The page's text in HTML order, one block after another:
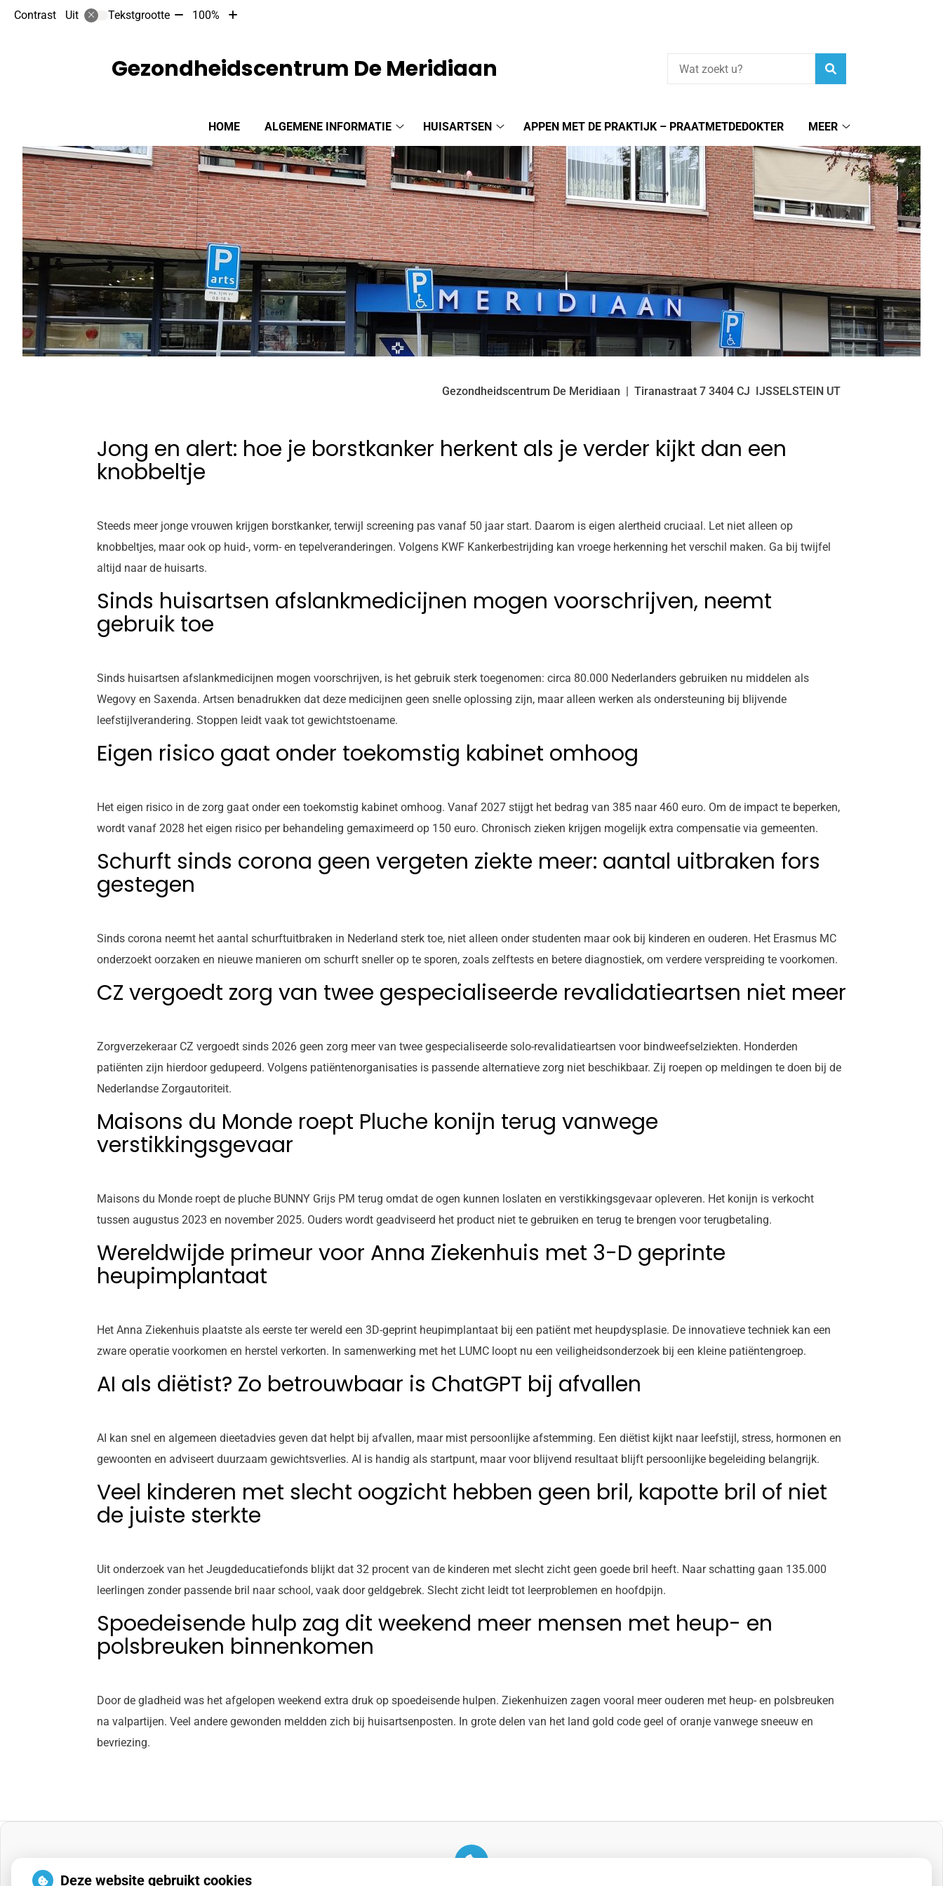
Contrast Uit Tekstgrootte Tekst
10%
100%
Tekst
10%
HOME
ALGEMENE INFORMATIE
informatie
submenu
HUISARTSEN
submenu
APPEN MET DE PRAKTIJK – PRAATMETDEDOKTER
MEER
submenu
Gezondheidscentrum De Meridiaan
Gezondheidscentrum De Meridiaan Tiranastraat 7 3404 CJ IJSSELSTEIN UT
Jong en alert: hoe je borstkanker herkent als je verder kijkt dan een
knobbeltje
Steeds meer jonge vrouwen krijgen borstkanker, terwijl screening pas vanaf 50 jaar start. Daarom is eigen alertheid cruciaal. Let niet alleen op
knobbeltjes, maar ook op huid-, vorm- en tepelveranderingen. Volgens KWF Kankerbestrijding kan vroege herkenning het verschil maken. Ga bij twijfel
altijd naar de huisarts.
Sinds huisartsen afslankmedicijnen mogen voorschrijven, neemt
gebruik toe
Sinds huisartsen afslankmedicijnen mogen voorschrijven, is het gebruik sterk toegenomen: circa 80.000 Nederlanders gebruiken nu middelen als
Wegovy en Saxenda. Artsen benadrukken dat deze medicijnen geen snelle oplossing zijn, maar alleen werken als ondersteuning bij blijvende
leefstijlverandering. Stoppen leidt vaak tot gewichtstoename.
Eigen risico gaat onder toekomstig kabinet omhoog
Het eigen risico in de zorg gaat onder een toekomstig kabinet omhoog. Vanaf 2027 stijgt het bedrag van 385 naar 460 euro. Om de impact te beperken,
wordt vanaf 2028 het eigen risico per behandeling gemaximeerd op 150 euro. Chronisch zieken krijgen mogelijk extra compensatie via gemeenten.
Schurft sinds corona geen vergeten ziekte meer: aantal uitbraken fors
gestegen
Sinds corona neemt het aantal schurftuitbraken in Nederland sterk toe, niet alleen onder studenten maar ook bij kinderen en ouderen. Het Erasmus MC
onderzoekt oorzaken en nieuwe manieren om schurft sneller op te sporen, zoals zelftests en betere diagnostiek, om verdere verspreiding te voorkomen.
CZ vergoedt zorg van twee gespecialiseerde revalidatieartsen niet meer
Zorgverzekeraar CZ vergoedt sinds 2026 geen zorg meer van twee gespecialiseerde solo-revalidatieartsen voor bindweefselziekten. Honderden
patiënten zijn hierdoor gedupeerd. Volgens patiëntenorganisaties is passende alternatieve zorg niet beschikbaar. Zij roepen op meldingen te doen bij de
Nederlandse Zorgautoriteit.
Maisons du Monde roept Pluche konijn terug vanwege
verstikkingsgevaar
Maisons du Monde roept de pluche BUNNY Grijs PM terug omdat de ogen kunnen loslaten en verstikkingsgevaar opleveren. Het konijn is verkocht
tussen augustus 2023 en november 2025. Ouders wordt geadviseerd het product niet te gebruiken en terug te brengen voor terugbetaling.
Wereldwijde primeur voor Anna Ziekenhuis met 3-D geprinte
heupimplantaat
Het Anna Ziekenhuis plaatste als eerste ter wereld een 3D-geprint heupimplantaat bij een patiënt met heupdysplasie. De innovatieve techniek kan een
zware operatie voorkomen en herstel verkorten. In samenwerking met het LUMC loopt nu een veiligheidsonderzoek bij een kleine patiëntengroep.
AI als diëtist? Zo betrouwbaar is ChatGPT bij afvallen
AI kan snel en algemeen dieetadvies geven dat helpt bij afvallen, maar mist persoonlijke afstemming. Een diëtist kijkt naar leefstijl, stress, hormonen en
gewoonten en adviseert duurzaam gewichtsverlies. AI is handig als startpunt, maar voor blijvend resultaat blijft persoonlijke begeleiding belangrijk.
Veel kinderen met slecht oogzicht hebben geen bril, kapotte bril of niet
de juiste sterkte
Uit onderzoek van het Jeugdeducatiefonds blijkt dat 32 procent van de kinderen met slecht zicht geen goede bril heeft. Naar schatting gaan 135.000
leerlingen zonder passende bril naar school, vaak door geldgebrek. Slecht zicht leidt tot leerproblemen en hoofdpijn.
Spoedeisende hulp zag dit weekend meer mensen met heup- en
polsbreuken binnenkomen
Door de gladheid was het afgelopen weekend extra druk op spoedeisende hulpen. Ziekenhuizen zagen vooral meer ouderen met heup- en polsbreuken
na valpartijen. Veel andere gewonden meldden zich bij huisartsenposten. In grote delen van het land gold code geel of oranje vanwege sneeuw en
bevriezing.
Deze website gebruikt cookies